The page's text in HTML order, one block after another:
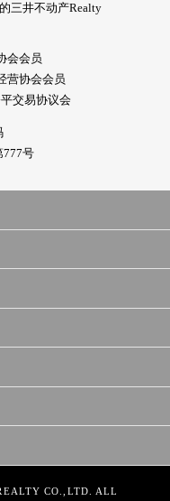
三井不动产Realty
会会员
营协会会员
交易协议会
777号
CO.,LTD. ALL